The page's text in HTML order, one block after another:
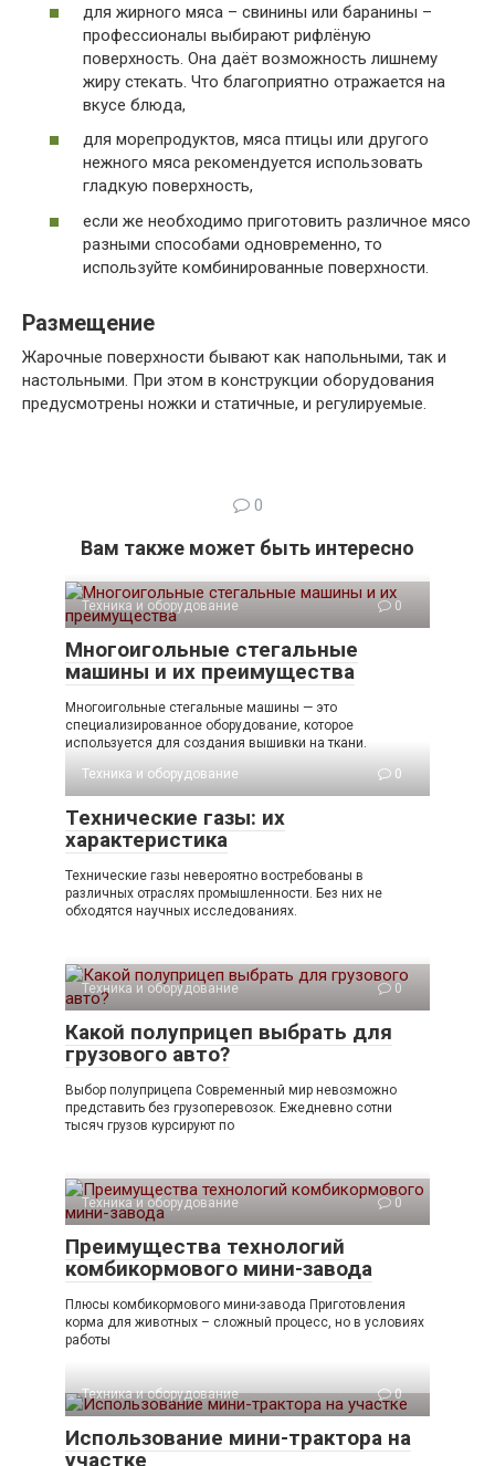
для жирного мяса – свинины или баранины –
профессионалы выбирают рифлёную
поверхность. Она даёт возможность лишнему
жиру стекать. Что благоприятно отражается на
вкусе блюда,
для морепродуктов, мяса птицы или другого
нежного мяса рекомендуется использовать
гладкую поверхность,
если же необходимо приготовить различное мясо
разными способами одновременно, то
используйте комбинированные поверхности.
Размещение
Жарочные поверхности бывают как напольными, так и
настольными. При этом в конструкции оборудования
предусмотрены ножки и статичные, и регулируемые.
0
Вам также может быть интересно
Техника и оборудование 0
Многоигольные стегальные
машины и их преимущества
Многоигольные стегальные машины — это
специализированное оборудование, которое
используется для создания вышивки на ткани.
Техника и оборудование
0
Технические газы: их
характеристика
Технические газы невероятно востребованы в
различных отраслях промышленности. Без них не
обходятся научных исследованиях.
Техника и оборудование 0
Какой полуприцеп выбрать для
грузового авто?
Выбор полуприцепа Современный мир невозможно
представить без грузоперевозок. Ежедневно сотни
тысяч грузов курсируют по
Техника и оборудование 0
Преимущества технологий
комбикормового мини-завода
Плюсы комбикормового мини-завода Приготовления
корма для животных – сложный процесс, но в условиях
работы
Техника и оборудование 0
Использование мини-трактора на
участке